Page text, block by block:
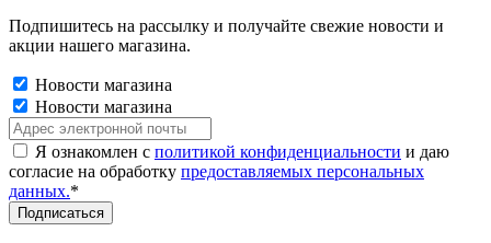
Подпишитесь на рассылку и получайте свежие новости и
акции нашего магазина.
Новости магазина
Новости магазина
Я ознакомлен с политикой конфиденциальности и даю
согласие на обработку предоставляемых персональных
данных.*